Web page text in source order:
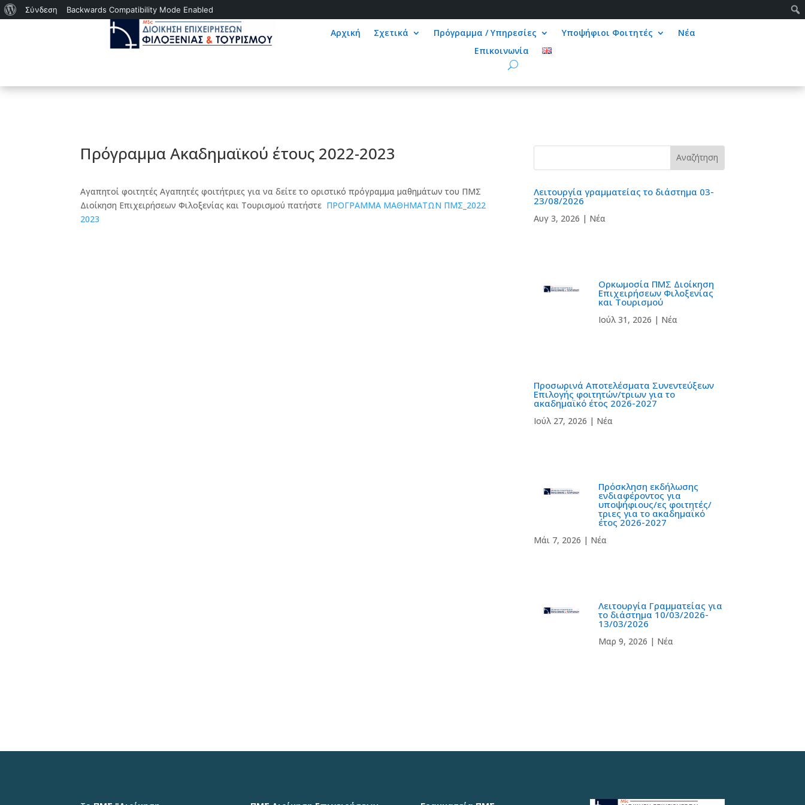
Αρχική Σχετικά Πρόγραμμα / Υπηρεσίες Υποψήφιοι Φοιτητές
Νέα
Επικοινωνία
Πρόγραμμα Ακαδημαϊκού έτους 2022-2023
Αγαπητοί φοιτητές Αγαπητές φοιτήτριες για να δείτε το οριστικό πρόγραμμα μαθημάτων του ΠΜΣ
Διοίκηση Επιχειρήσεων Φιλοξενίας και Τουρισμού πατήστε ΠΡΟΓΡΑΜΜΑ ΜΑΘΗΜΑΤΩΝ ΠΜΣ_2022
2023
Λειτουργία γραμματείας το διάστημα 03-
23/08/2026
Αυγ 3, 2026 | Νέα
Ορκωμοσία ΠΜΣ Διοίκηση
Επιχειρήσεων Φιλοξενίας
και Τουρισμού
Ιούλ 31, 2026 | Νέα
Προσωρινά Αποτελέσματα Συνεντεύξεων
Επιλογής φοιτητών/τριων για το
ακαδημαϊκό έτος 2026-2027
Ιούλ 27, 2026 | Νέα
Πρόσκληση εκδήλωσης
ενδιαφέροντος για
υποψήφιους/ες φοιτητές/
τριες για το ακαδημαϊκό
έτος 2026-2027
Μάι 7, 2026 | Νέα
Λειτουργία Γραμματείας για
το διάστημα 10/03/2026-
13/03/2026
Μαρ 9, 2026 | Νέα
Σχετικά
Σύνδεση Backwards Compatibility Mode Enabled